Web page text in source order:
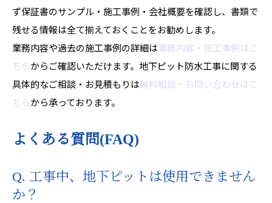
ず保証書のサンプル・施工事例・会社概要を確認し、書類で
残せる情報は全て揃えておくことをお勧めします。
業務内容や過去の施工事例の詳細は業務内容・施工事例はこ
ちらからご確認いただけます。地下ピット防水工事に関する
具体的なご相談・お見積もりは無料相談・お問い合わせはこ
ちらから承っております。
よくある質問(FAQ)
Q. 工事中、地下ピットは使用できません
か？